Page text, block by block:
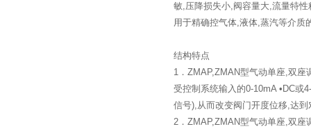
敏,压降损失小,阀容量大,流量特
用于精确控气体,液体,蒸汽等介质
结构特点
1．ZMAP,ZMAN型气动单座,双
受控制系统输入的0-10mA •DC或
信号),从而改变阀门开度位移,达
2．ZMAP,ZMAN型气动单座,双座